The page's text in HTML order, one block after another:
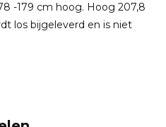
-179 cm hoog. Hoog 207,8
los bijgeleverd en is niet